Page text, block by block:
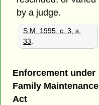
by a judge.
S.M. 1995, c. 3, s.
33
Enforcement under
Family Maintenance
Act